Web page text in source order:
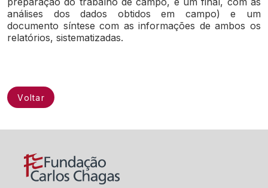
análises dos dados obtidos em campo) e um
documento síntese com as informações de ambos os
relatórios, sistematizadas.
Voltar